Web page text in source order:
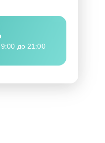
до 21:00